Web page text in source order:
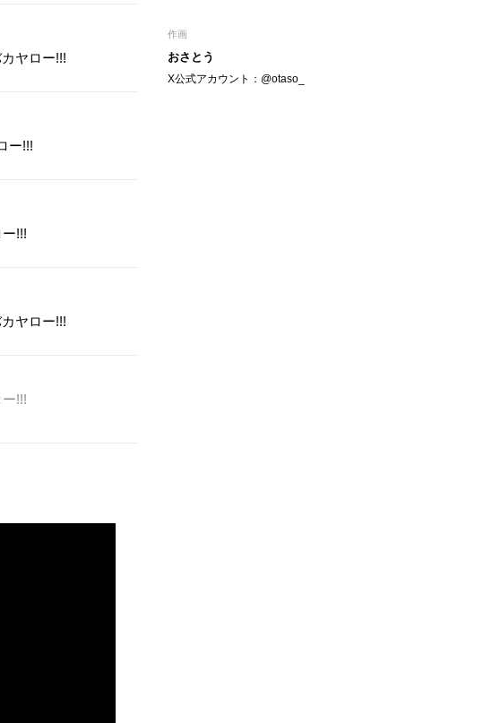
ヤロー!!!
ー!!!
!!!
ヤロー!!!
!!!
作画
おさとう
X公式アカウント：@otaso_